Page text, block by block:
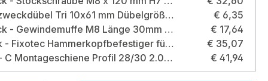
TOX Allzweckdübel Tri 10x61 mm Dübelgröße: 10x61 mm / Typ: Box
€ 6,35
100 Stück - Gewindemuffe M8 Länge 30mm verzinkt Größe: M8
€ 17,64
50 Stück - Fixotec Hammerkopfbefestiger für Profil 27/18 - 28/30 - 30/15 - 30/30 M8x60mm verzinkt Gewinde: M8 / Länge: 60 mm / Profil: 27/18 + 28/30
€ 35,07
2 Stück - C Montageschiene Profil 28/30 2.000mm Stärke 1,75mm verzinkt Größe: 28/30 2 m
€ 41,94